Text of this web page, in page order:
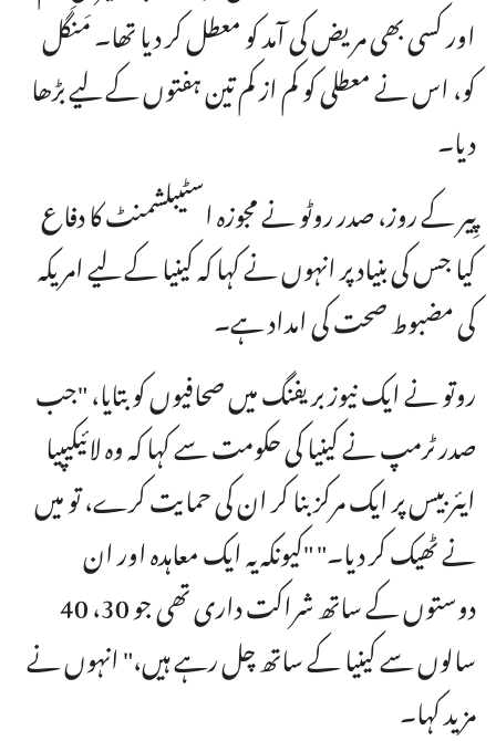
اور کسی بھی مریض کی آمد کو معطل کر دیا تھا۔ مَنگَل
کو، اس نے معطلی کو کم از کم تین ہفتوں کے لیے بڑھا
دیا۔
پِیر کے روز، صدر روٹو نے مجوزہ اسٹیبلشمنٹ کا دفاع
کیا جس کی بنیاد پر انہوں نے کہا کہ کینیا کے لیے امریکہ
کی مضبوط صحت کی امداد ہے۔
روتو نے ایک نیوز بریفنگ میں صحافیوں کو بتایا، "جب
صدر ٹرمپ نے کینیا کی حکومت سے کہا کہ وہ لائیکیپیا
ایئر بیس پر ایک مرکز بنا کر ان کی حمایت کرے، تو میں
نے ٹھیک کر دیا۔" "کیونکہ یہ ایک معاہدہ اور ان
دوستوں کے ساتھ شراکت داری تھی جو 30، 40
سالوں سے کینیا کے ساتھ چل رہے ہیں،" انہوں نے
مزید کہا۔